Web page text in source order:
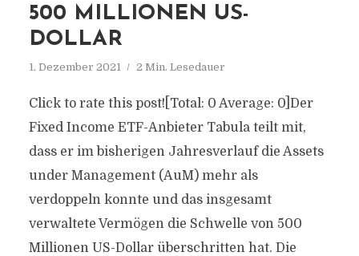
500 MILLIONEN US-
DOLLAR
1. Dezember 2021 2 Min. Lesedauer
Click to rate this post![Total: 0 Average: 0]Der
Fixed Income ETF-Anbieter Tabula teilt mit,
dass er im bisherigen Jahresverlauf die Assets
under Management (AuM) mehr als
verdoppeln konnte und das insgesamt
verwaltete Vermögen die Schwelle von 500
Millionen US-Dollar überschritten hat. Die